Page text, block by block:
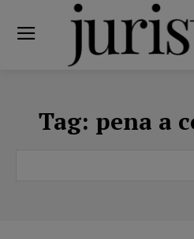
Tag: pena a